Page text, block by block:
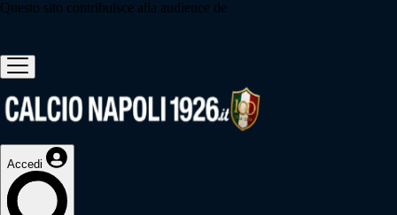
Questo sito contribuisce alla audience de
Accedi